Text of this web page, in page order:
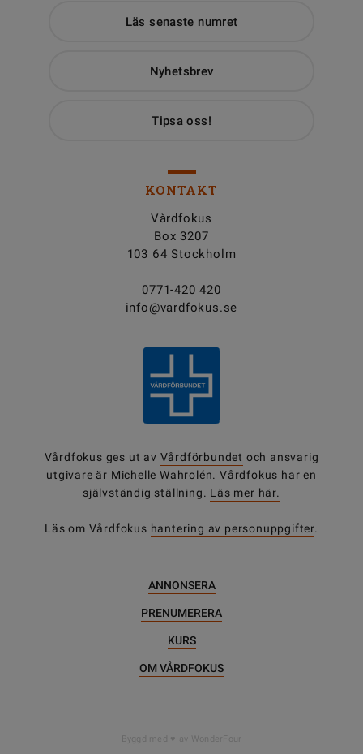
Läs senaste numret
Nyhetsbrev
Tipsa oss!
KONTAKT
Vårdfokus
Box 3207
103 64 Stockholm
0771-420 420
info@vardfokus.se
Vårdfokus ges ut av Vårdförbundet och ansvarig
utgivare är Michelle Wahrolén. Vårdfokus har en
självständig ställning. Läs mer här.
Läs om Vårdfokus hantering av personuppgifter.
ANNONSERA
PRENUMERERA
KURS
OM VÅRDFOKUS
Byggd med av WonderFour